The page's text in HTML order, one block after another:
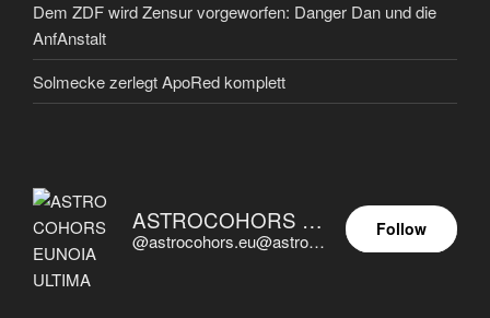
Dem ZDF wird Zensur vorgeworfen: Danger Dan und die
AnfAnstalt
Solmecke zerlegt ApoRed komplett
ASTROCOHORS EUNOIA ULTIMA
@astrocohors.eu@astrocohors.eu
Follow